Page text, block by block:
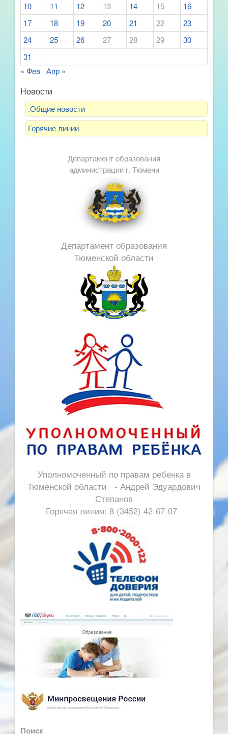
10
11 12 13 14 15
16
17
18 19 20 21 22
23
24
25 26 27 28 29
30
31
« Фев Апр »
Новости
.Общие новости
Горячие линии
Департамент образования
администрации г. Тюмени
Департамент образования
Тюменской области
Уполномоченный по правам ребенка в
Тюменской области - Андрей Эдуардович
Степанов
Горячая линия: 8 (3452) 42-67-07
Поиск